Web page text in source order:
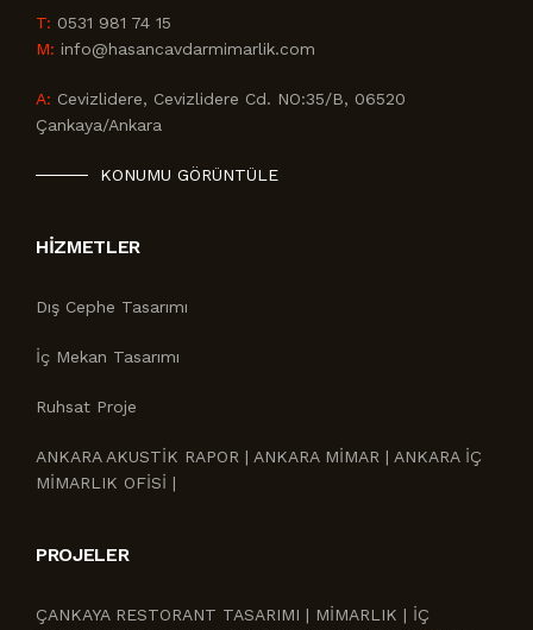
T: 0531 981 74 15
M: info@hasancavdarmimarlik.com
A: Cevizlidere, Cevizlidere Cd. NO:35/B, 06520
Çankaya/Ankara
KONUMU GÖRÜNTÜLE
HIZMETLER
Dış Cephe Tasarımı
İç Mekan Tasarımı
Ruhsat Proje
ANKARA AKUSTİK RAPOR | ANKARA MİMAR | ANKARA İÇ
MİMARLIK OFİSİ |
PROJELER
ÇANKAYA RESTORANT TASARIMI | MİMARLIK | İÇ